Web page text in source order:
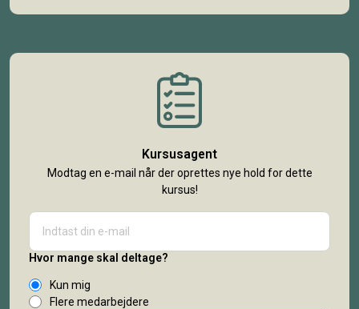
Kursusagent
Modtag en e-mail når der oprettes nye hold for dette
kursus!
Hvor mange skal deltage?
Kun mig
Flere medarbejdere